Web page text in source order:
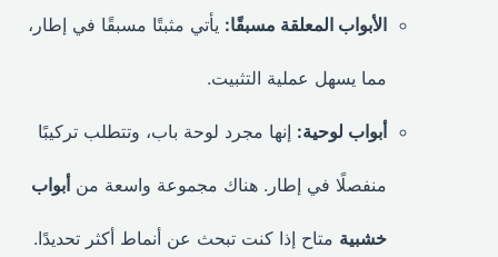
الأبواب المعلقة مسبقًا:يأتي مثبتًا مسبقًا في إطار،
مما يسهل عملية التثبيت.
أبواب لوحية:إنها مجرد لوحة باب، وتتطلب تركيبًا
منفصلًا في إطار. هناك مجموعة واسعة منأبواب
خشبيةمتاح إذا كنت تبحث عن أنماط أكثر تحديدًا.